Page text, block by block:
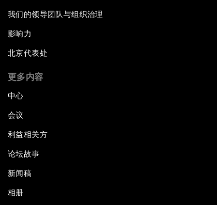
我们的领导团队与组织治理
影响力
北京代表处
更多内容
中心
会议
利益相关方
论坛故事
新闻稿
相册